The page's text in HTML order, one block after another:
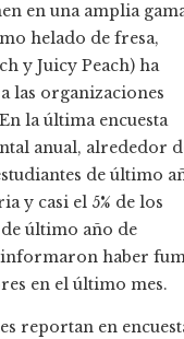
en una amplia
helado de fresa,
y Juicy Peach) ha
las organizaciones
la última encuesta
anual, alrededor
de último
y casi el 5% de los
último año de
informaron haber
en el último mes.
reportan en